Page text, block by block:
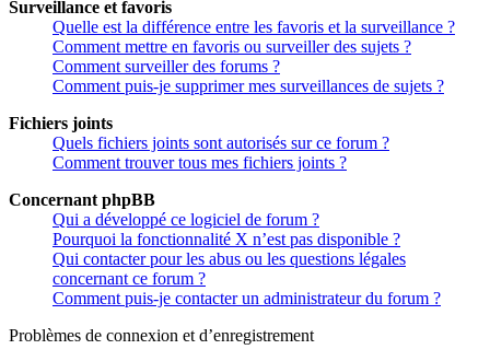
Surveillance et favoris
Quelle est la différence entre les favoris et la surveillance ?
Comment mettre en favoris ou surveiller des sujets ?
Comment surveiller des forums ?
Comment puis-je supprimer mes surveillances de sujets ?
Fichiers joints
Quels fichiers joints sont autorisés sur ce forum ?
Comment trouver tous mes fichiers joints ?
Concernant phpBB
Qui a développé ce logiciel de forum ?
Pourquoi la fonctionnalité X n’est pas disponible ?
Qui contacter pour les abus ou les questions légales
concernant ce forum ?
Comment puis-je contacter un administrateur du forum ?
Problèmes de connexion et d’enregistrement